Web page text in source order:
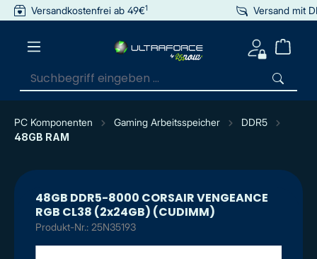
springen
Versandkostenfrei ab 49€1 Versand mit
PC Komponenten Gaming Arbeitsspeicher
DDR5
48GB RAM
48GB DDR5-8000 CORSAIR VENGEANCE
RGB CL38 (2x24GB) (CUDIMM)
Produkt-Nr.: 25N35193